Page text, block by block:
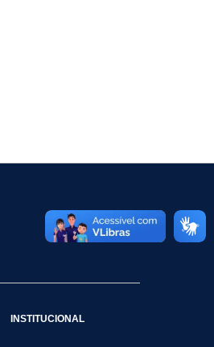
INSTITUCIONAL